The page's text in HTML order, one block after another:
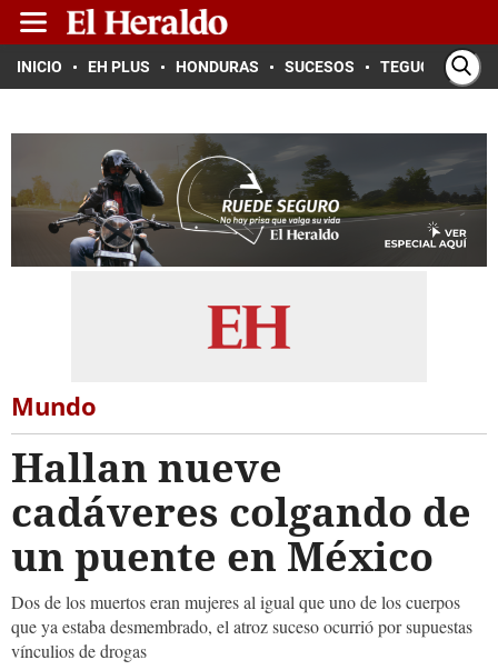
INICIO EH PLUS HONDURAS SUCESOS TEGUCIGALPA
Mundo
Hallan nueve
cadáveres colgando de
un puente en México
Dos de los muertos eran mujeres al igual que uno de los cuerpos
que ya estaba desmembrado, el atroz suceso ocurrió por supuestas
vínculios de drogas